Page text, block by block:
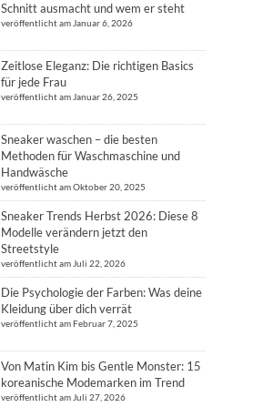
Schnitt ausmacht und wem er steht
veröffentlicht am Januar 6, 2026
Zeitlose Eleganz: Die richtigen Basics
für jede Frau
veröffentlicht am Januar 26, 2025
Sneaker waschen – die besten
Methoden für Waschmaschine und
Handwäsche
veröffentlicht am Oktober 20, 2025
Sneaker Trends Herbst 2026: Diese 8
Modelle verändern jetzt den
Streetstyle
veröffentlicht am Juli 22, 2026
Die Psychologie der Farben: Was deine
Kleidung über dich verrät
veröffentlicht am Februar 7, 2025
Von Matin Kim bis Gentle Monster: 15
koreanische Modemarken im Trend
veröffentlicht am Juli 27, 2026